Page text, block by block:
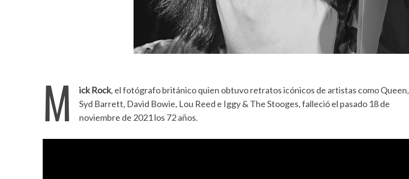
M ick Rock, el fotógrafo británico quien obtuvo retratos icónicos de artistas como Queen,
Syd Barrett, David Bowie, Lou Reed e Iggy & The Stooges, falleció el pasado 18 de
noviembre de 2021 los 72 años.